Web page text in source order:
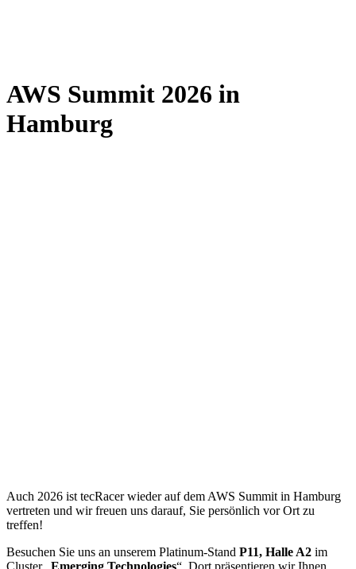
AWS Summit 2026 in
Hamburg
Auch 2026 ist tecRacer wieder auf dem AWS Summit in Hamburg
vertreten und wir freuen uns darauf, Sie persönlich vor Ort zu
treffen!
Besuchen Sie uns an unserem Platinum-Stand P11, Halle A2 im